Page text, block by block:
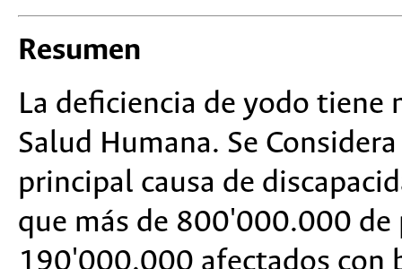
Resumen
La deficiencia de yodo tiene
Salud Humana. Se
principal causa de
que más de 800'000.000 de
190'000.000 afectados con